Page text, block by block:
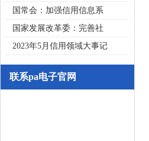
国常会：加强信用信息系
国家发展改革委：完善社
2023年5月信用领域大事记
联系pa电子官网